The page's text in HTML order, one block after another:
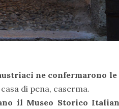
ne confermarono
di pena, caserma.
il Museo Storico